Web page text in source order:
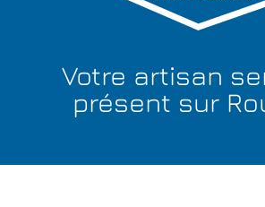
Votre artisan
présent sur